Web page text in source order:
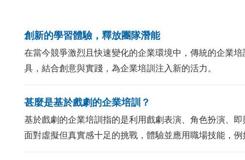
創新的學習體驗，釋放團隊潛能
在當今競爭激烈且快速變化的企業環境中，傳統的企業
具，結合創意與實踐，為企業培訓注入新的活力。
甚麼是基於戲劇的企業培訓？
基於戲劇的企業培訓指的是利用戲劇表演、角色扮演、
面對虛擬但真實感十足的挑戰，體驗並應用職場技能，